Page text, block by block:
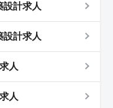
計求人
計求人
人
人